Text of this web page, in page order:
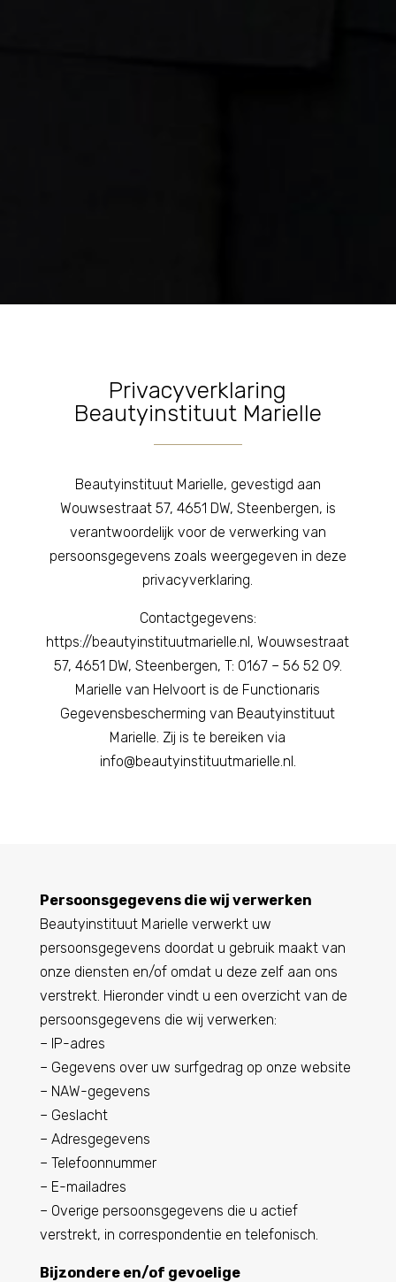
Privacyverklaring
Beautyinstituut Marielle
Beautyinstituut Marielle, gevestigd aan
Wouwsestraat 57, 4651 DW, Steenbergen, is
verantwoordelijk voor de verwerking van
persoonsgegevens zoals weergegeven in deze
privacyverklaring.
Contactgegevens:
https://beautyinstituutmarielle.nl, Wouwsestraat
57, 4651 DW, Steenbergen, T: 0167 – 56 52 09.
Marielle van Helvoort is de Functionaris
Gegevensbescherming van Beautyinstituut
Marielle. Zij is te bereiken via
info@beautyinstituutmarielle.nl.
Persoonsgegevens die wij verwerken
Beautyinstituut Marielle verwerkt uw
persoonsgegevens doordat u gebruik maakt van
onze diensten en/of omdat u deze zelf aan ons
verstrekt. Hieronder vindt u een overzicht van de
persoonsgegevens die wij verwerken:
– IP-adres
– Gegevens over uw surfgedrag op onze website
– NAW-gegevens
– Geslacht
– Adresgegevens
– Telefoonnummer
– E-mailadres
– Overige persoonsgegevens die u actief
verstrekt, in correspondentie en telefonisch.
Bijzondere en/of gevoelige